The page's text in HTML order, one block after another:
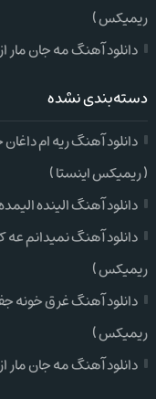
ریمیکس )
دانلود آهنگ مه جان مار
دسته‌بندی نشده
دانلود آهنگ ریه ام
( ریمیکس اینستا )
دانلود آهنگ الینده
دانلود آهنگ نمیدانم عه
ریمیکس )
دانلود آهنگ غرق خونه
ریمیکس )
دانلود آهنگ مه جان مار